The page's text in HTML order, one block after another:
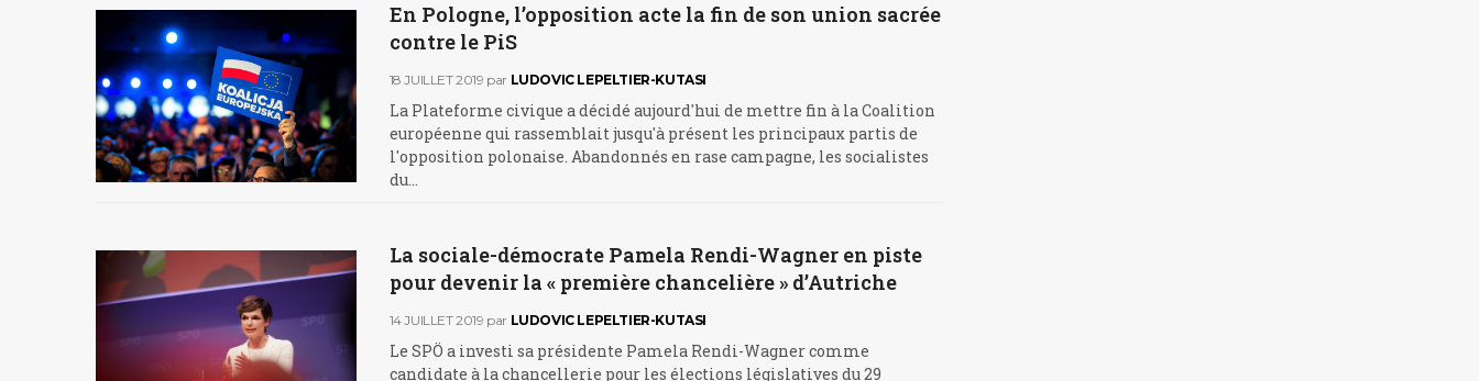
En Pologne, l’opposition acte la fin de son union sacrée
contre le PiS
18 JUILLET 2019 par LUDOVIC LEPELTIER-KUTASI
La Plateforme civique a décidé aujourd'hui de mettre fin à la Coalition
européenne qui rassemblait jusqu'à présent les principaux partis de
l'opposition polonaise. Abandonnés en rase campagne, les socialistes
du…
La sociale-démocrate Pamela Rendi-Wagner en piste
pour devenir la « première chancelière » d’Autriche
14 JUILLET 2019 par LUDOVIC LEPELTIER-KUTASI
Le SPÖ a investi sa présidente Pamela Rendi-Wagner comme
candidate à la chancellerie pour les élections législatives du 29